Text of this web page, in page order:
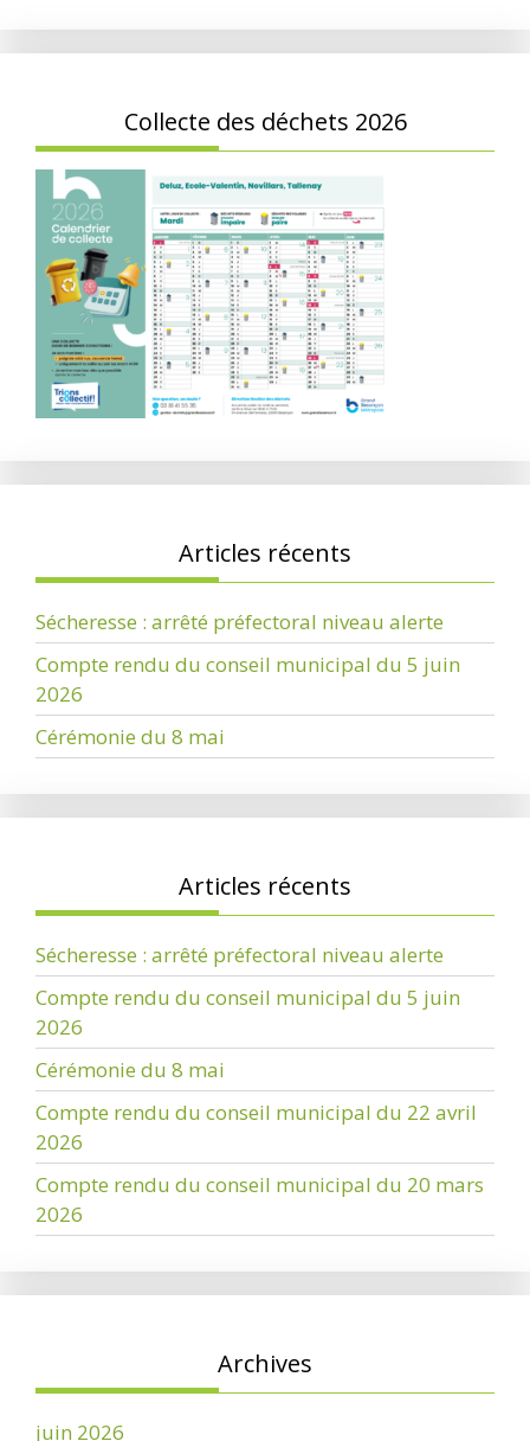
Collecte des déchets 2026
Articles récents
Sécheresse : arrêté préfectoral niveau alerte
Compte rendu du conseil municipal du 5 juin
2026
Cérémonie du 8 mai
Articles récents
Sécheresse : arrêté préfectoral niveau alerte
Compte rendu du conseil municipal du 5 juin
2026
Cérémonie du 8 mai
Compte rendu du conseil municipal du 22 avril
2026
Compte rendu du conseil municipal du 20 mars
2026
Archives
juin 2026